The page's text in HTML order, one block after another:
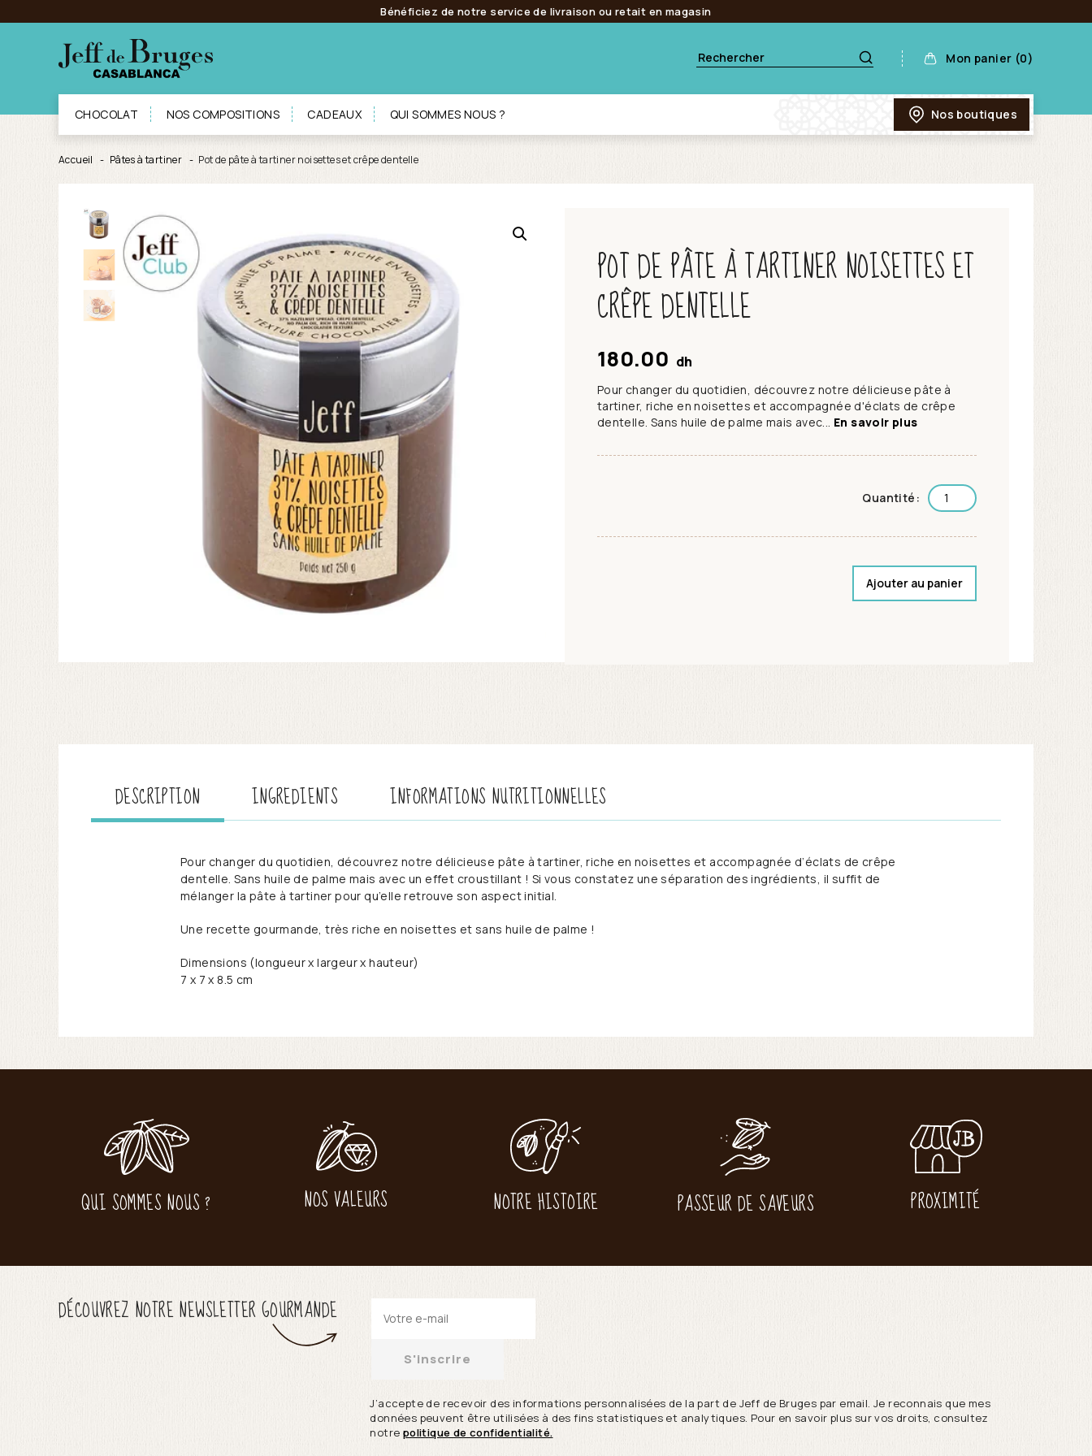
Bénéficiez de notre service de livraison ou retait en magasin
Mon panier (0)
CHOCOLAT NOS COMPOSITIONS CADEAUX QUI SOMMES NOUS ? Nos boutiques
Accueil Pâtes à tartiner Pot de pâte à tartiner noisettes et crêpe dentelle
POT DE PÂTE À TARTINER NOISETTES ET
CRÊPE DENTELLE
180.00 dh
Pour changer du quotidien, découvrez notre délicieuse pâte à
tartiner, riche en noisettes et accompagnée d'éclats de crêpe
dentelle. Sans huile de palme mais avec... En savoir plus
Quantité:
Ajouter au panier
DESCRIPTION INGREDIENTS INFORMATIONS NUTRITIONNELLES
Pour changer du quotidien, découvrez notre délicieuse pâte à tartiner, riche en noisettes et accompagnée d’éclats de crêpe
dentelle. Sans huile de palme mais avec un effet croustillant ! Si vous constatez une séparation des ingrédients, il suffit de
mélanger la pâte à tartiner pour qu’elle retrouve son aspect initial.
Une recette gourmande, très riche en noisettes et sans huile de palme !
Dimensions (longueur x largeur x hauteur)
7 x 7 x 8.5 cm
QUI SOMMES NOUS ? NOS VALEURS NOTRE HISTOIRE PASSEUR DE SAVEURS PROXIMITÉ
DÉCOUVREZ NOTRE NEWSLETTER GOURMANDE
S'inscrire
J’accepte de recevoir des informations personnalisées de la part de Jeff de Bruges par email. Je reconnais que mes
données peuvent être utilisées à des fins statistiques et analytiques. Pour en savoir plus sur vos droits, consultez
notre politique de confidentialité.